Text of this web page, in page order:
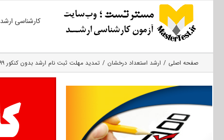
کارشناسی ارشد
صفحه اصلی ارشد استعداد درخشان تمدید مهلت ثبت نام ارشد بدون کنکور ۹۹ دانشگاه هنر اصفهان